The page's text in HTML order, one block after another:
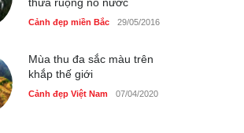
Chợ đêm Phú Quốc có nhà
vệ sinh miễn phí
40 xe ôtô du lịch tự lái đầu
tiên qua cửa khẩu Móng Cái
thửa ruộng no nước
Cảnh đẹp miền Bắc 29/05/2016
Mùa thu đa sắc màu trên
khắp thế giới
Cảnh đẹp Việt Nam 07/04/2020